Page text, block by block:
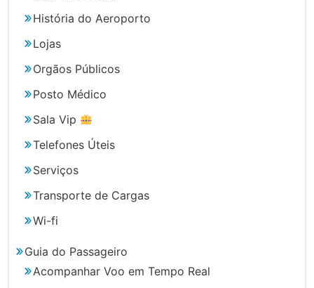
História do Aeroporto
Lojas
Orgãos Públicos
Posto Médico
Sala Vip
Telefones Úteis
Serviços
Transporte de Cargas
Wi-fi
Guia do Passageiro
Acompanhar Voo em Tempo Real